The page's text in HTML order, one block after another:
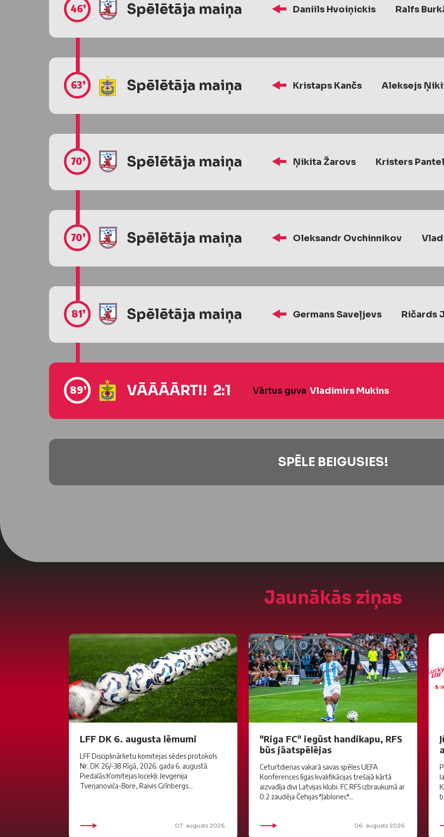
46’ Spēlētāja maiņa Daniils Hvoiņickis Ralfs
63’ Spēlētāja maiņa Kristaps Kančs Aleksejs
70’ Spēlētāja maiņa Ņikita Žarovs Kristers
70’ Spēlētāja maiņa Oleksandr Ovchinnikov
81’ Spēlētāja maiņa Germans Saveļjevs Ričards
89’ VĀĀĀĀRTI! 2:1 Vārtus guva Vladimirs Mukins
SPĒLE BEIGUSIES!
Jaunākās ziņas
LFF DK 6. augusta lēmumi
LFF Disciplinārlietu komitejas sēdes protokols
Nr. DK 26/-38 Rīgā, 2026. gada 6. augustā.
Piedalās:Komitejas locekļi: Jevgenija
Tverjanoviča-Bore, Raivis Grīnbergs...
07. augusts 2026.
"Riga FC" iegūst handikapu, RFS
būs jāatspēlējas
Ceturtdienas vakarā savas spēles UEFA
Konferences līgas kvalifikācijas trešajā kārtā
aizvadīja divi Latvijas klubi. FC RFS izbraukumā ar
0:2 zaudēja Čehijas "Jablonec"...
06. augusts 2026.